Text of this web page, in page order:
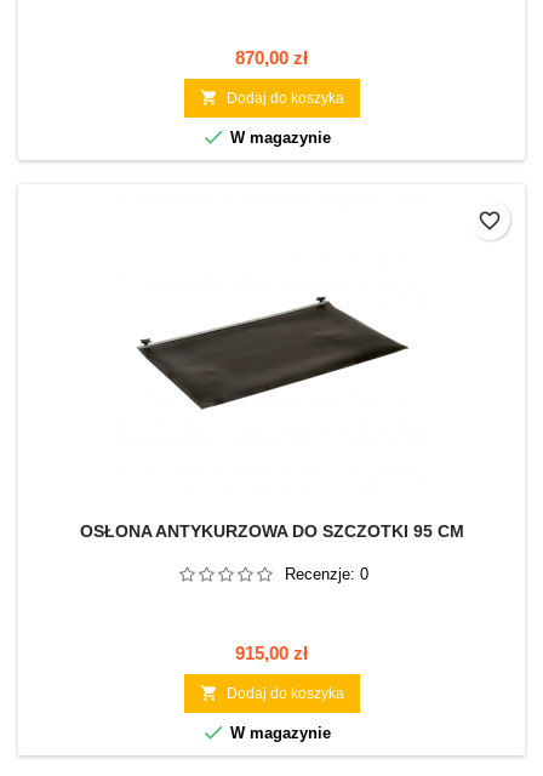
Cena
870,00 zł
 Dodaj do koszyka
 W magazynie
OSŁONA ANTYKURZOWA DO SZCZOTKI 95 CM
Recenzje: 0
Cena
915,00 zł
 Dodaj do koszyka
 W magazynie
favorite_border